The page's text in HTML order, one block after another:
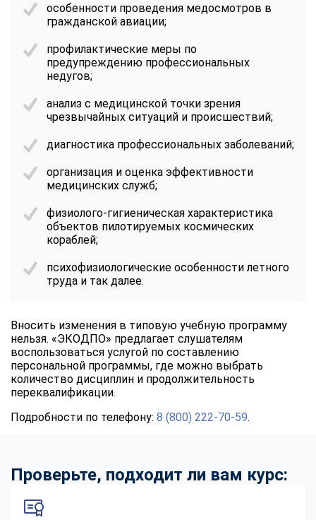
особенности проведения медосмотров в
гражданской авиации;
профилактические меры по
предупреждению профессиональных
недугов;
анализ с медицинской точки зрения
чрезвычайных ситуаций и происшествий;
диагностика профессиональных заболеваний;
организация и оценка эффективности
медицинских служб;
физиолого-гигиеническая характеристика
объектов пилотируемых космических
кораблей;
психофизиологические особенности летного
труда и так далее.
Вносить изменения в типовую учебную программу
нельзя. «ЭКОДПО» предлагает слушателям
воспользоваться услугой по составлению
персональной программы, где можно выбрать
количество дисциплин и продолжительность
переквалификации.
Подробности по телефону: 8 (800) 222-70-59.
Проверьте, подходит ли вам курс: